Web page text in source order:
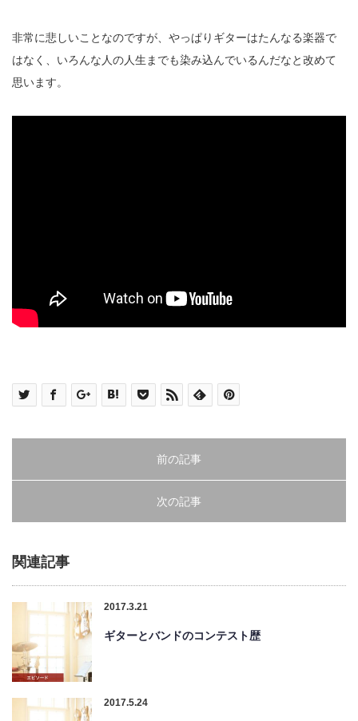
非常に悲しいことなのですが、やっぱりギターはたんなる楽器で
はなく、いろんな人の人生までも染み込んでいるんだなと改めて
思います。
前の記事
次の記事
関連記事
2017.3.21
ギターとバンドのコンテスト歴
2017.5.24